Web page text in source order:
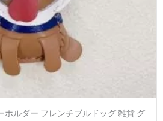
ホルダー フレンチブルドッグ 雑貨 グ